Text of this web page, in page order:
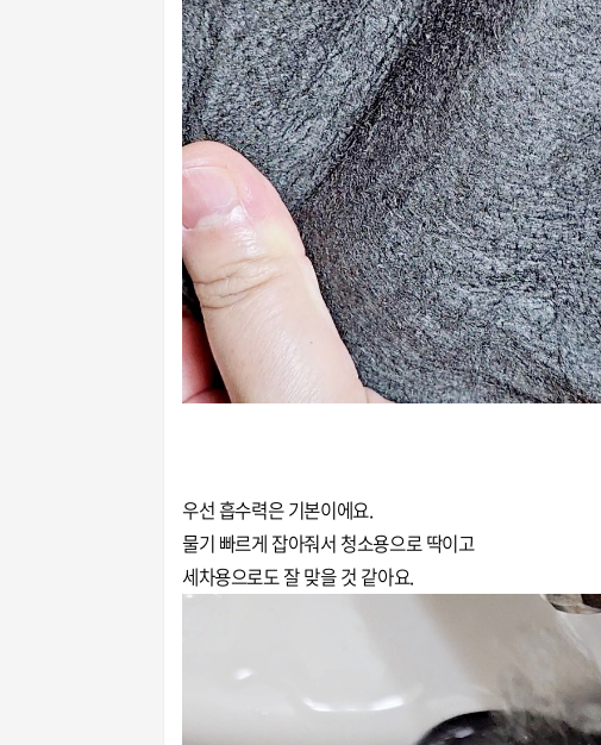
우선 흡수력은 기본이에요.
물기 빠르게 잡아줘서 청소용으로 딱이고
세차용으로도 잘 맞을 것 같아요.